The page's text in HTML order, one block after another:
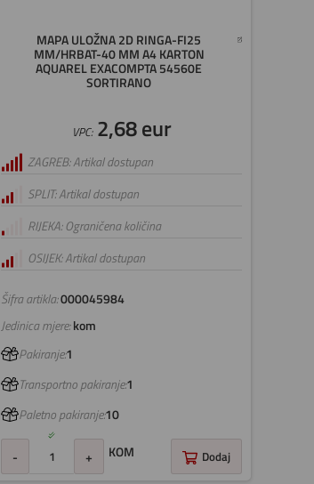
MAPA ULOŽNA 2D RINGA-FI25
MM/HRBAT-40 MM A4 KARTON
AQUAREL EXACOMPTA 54560E
SORTIRANO
Šifra artikla:000045984
VPC:2,68 eur
ZAGREB: Artikal dostupan
SPLIT: Artikal dostupan
RIJEKA: Ograničena količina
OSIJEK: Artikal dostupan
Jedinica mjere:kom
Pakiranje:1
Transportno pakiranje:1
Paletno pakiranje:10
- + KOM Dodaj